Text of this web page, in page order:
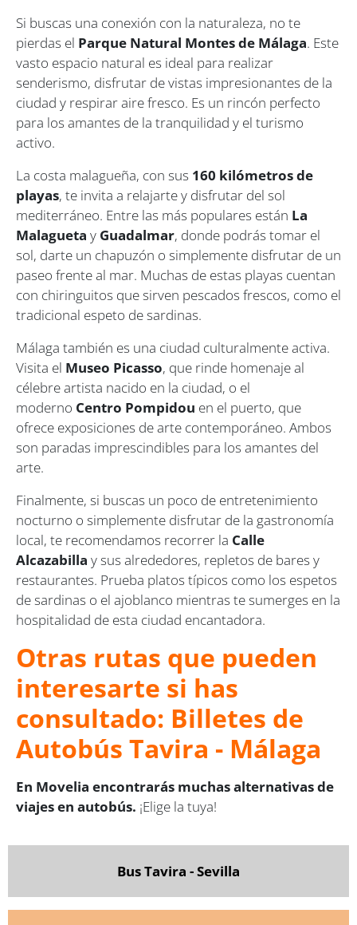
Si buscas una conexión con la naturaleza, no te
pierdas el Parque Natural Montes de Málaga. Este
vasto espacio natural es ideal para realizar
senderismo, disfrutar de vistas impresionantes de la
ciudad y respirar aire fresco. Es un rincón perfecto
para los amantes de la tranquilidad y el turismo
activo.
La costa malagueña, con sus 160 kilómetros de
playas, te invita a relajarte y disfrutar del sol
mediterráneo. Entre las más populares están La
Malagueta y Guadalmar, donde podrás tomar el
sol, darte un chapuzón o simplemente disfrutar de un
paseo frente al mar. Muchas de estas playas cuentan
con chiringuitos que sirven pescados frescos, como el
tradicional espeto de sardinas.
Málaga también es una ciudad culturalmente activa.
Visita el Museo Picasso, que rinde homenaje al
célebre artista nacido en la ciudad, o el
moderno Centro Pompidou en el puerto, que
ofrece exposiciones de arte contemporáneo. Ambos
son paradas imprescindibles para los amantes del
arte.
Finalmente, si buscas un poco de entretenimiento
nocturno o simplemente disfrutar de la gastronomía
local, te recomendamos recorrer la Calle
Alcazabilla y sus alrededores, repletos de bares y
restaurantes. Prueba platos típicos como los espetos
de sardinas o el ajoblanco mientras te sumerges en la
hospitalidad de esta ciudad encantadora.
Otras rutas que pueden
interesarte si has
consultado: Billetes de
Autobús Tavira - Málaga
En Movelia encontrarás muchas alternativas de
viajes en autobús. ¡Elige la tuya!
Bus Tavira - Sevilla